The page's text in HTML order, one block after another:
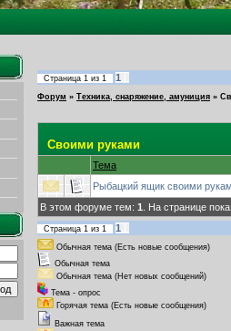
Страница 1 из 1 1
Форум » Техника, снаряжение, амуниция »
Своими руками
Тема
Рыбацкий ящик своими
В этом форуме тем: 1 . На странице
Страница 1 из 1 1
Обычная тема (Есть новые сообщения)
Обычная тема
Обычная тема (Нет новых сообщений)
Тема - опрос
Горячая тема (Есть новые сообщения)
Важная тема